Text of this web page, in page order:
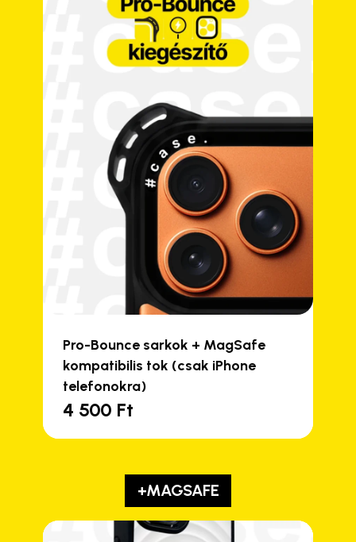
Pro-Bounce sarkok + MagSafe
kompatibilis tok (csak iPhone
telefonokra)
4 500 Ft
+MAGSAFE